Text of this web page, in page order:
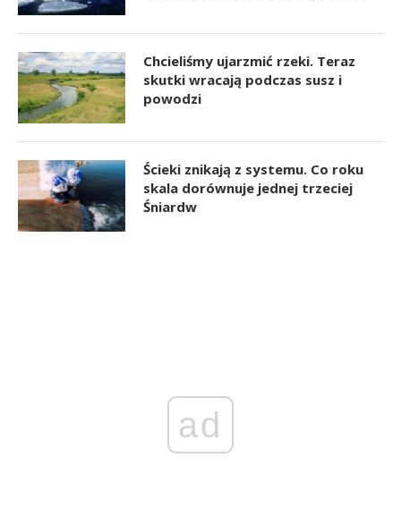
Chcieliśmy ujarzmić rzeki. Teraz
skutki wracają podczas susz i
powodzi
Ścieki znikają z systemu. Co roku
skala dorównuje jednej trzeciej
Śniardw
ad